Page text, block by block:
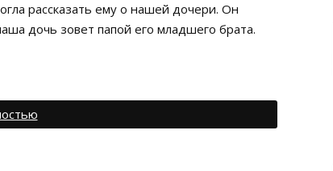
рассказать ему о нашей дочери. Он
дочь зовет папой его младшего брата.